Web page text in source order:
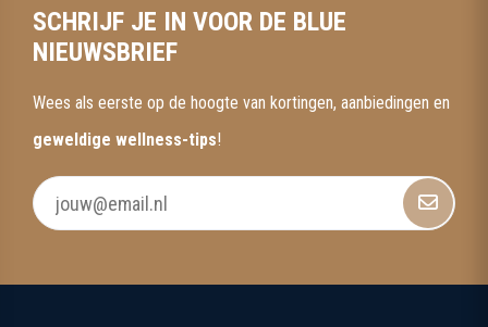
SCHRIJF JE IN VOOR DE BLUE
NIEUWSBRIEF
Wees als eerste op de hoogte van kortingen, aanbiedingen en
geweldige wellness-tips!